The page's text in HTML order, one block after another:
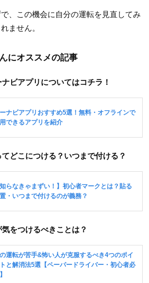
、この機会に自分の運転を見直してみ
ません。
にオススメの記事
ビアプリについてはコチラ！
どこにつける？いつまで付ける？
をつけるべきことは？